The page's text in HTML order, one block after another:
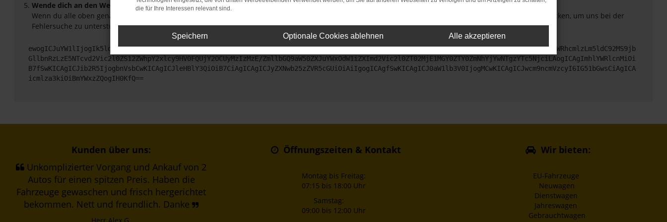
Wende dich an den Webseitenbetreiber.
Wenn du alle oben genannten Schritte versucht hast, kontaktiere uns bitte. Wir werden versuchen, das Problem zu beheben. Du kannst uns diesen Text schicken, um uns bei der
Fehlersuche zu unterstützen:
ewogICJuYW1lIjogIk5ldHdvcmtFcnJvciIsCiAgImNvbmZpZyI6IHsKICAgICJtZXRob2QiOiAiR0VUIiwKICAgICJ1cmwiOiAiaHR0cHM6Ly9hcGkueC5ha3MtcHJvZC5hdWRhcmlzLm5ldC92MS9jb
GllbnRzLzE5NTcvd2Vic2l0ZS12ZWhpY2xlcy9HV0FQUjY2OCUyMzIzMzE/ZmllbGQ9aW50ZXJuYWxOdW1iZXImd2Vic2l0ZT02MjE1MGY0ZTY0ZmNhYjYwNTgzYTc5NjciLAogICAgImhlYWRlcnMiOi
B7fSwKICAgICJib2R5IjogbnVsbCwKICAgICJleHBlY3QiOiB7CiAgICAgICJyZXNwb25zZVR5cGUiOiAiIgogICAgfSwKICAgICJ0aW1lb3V0IjogMCwKICAgICJwcm9ncmVzcyI6IG51bGwsCiAgICA
icmlza3kiOiBmYWxzZQogIH0KfQ==
Kunden über uns:
Unkomplizierter Vorgang und Ankauf von 2
Autos für einen spitzen Preis. Haben die
Fahrzeuge gewaschen und frisch hergerichtet
bekommen. Nett und freundlich. Danke
Öffnungszeiten & Kontakt
Montag bis Freitag:
07:15 bis 18:00 Uhr
Samstag:
09:00 bis 12:00 Uhr
Wir bieten:
EU-Fahrzeuge
Neuwagen
Dienstwagen
Jahreswagen
Gebrauchtwagen
die für Ihre Interessen relevant sind.
Speichern Optionale Cookies ablehnen Alle akzeptieren